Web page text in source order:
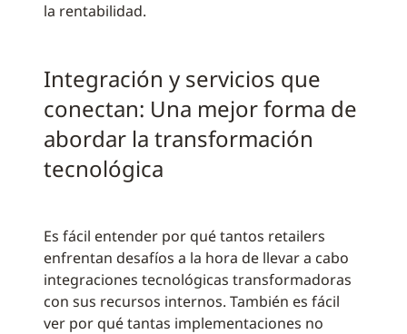
la rentabilidad.
Integración y servicios que
conectan: Una mejor forma de
abordar la transformación
tecnológica
Es fácil entender por qué tantos retailers
enfrentan desafíos a la hora de llevar a cabo
integraciones tecnológicas transformadoras
con sus recursos internos. También es fácil
ver por qué tantas implementaciones no